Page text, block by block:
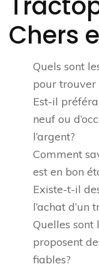
Chers
Quels sont
pour trouver
Est-il
neuf ou
l’argent?
Comment
est en bon
Existe-t-il
l’achat d’un
Quelles sont
proposent
fiables?